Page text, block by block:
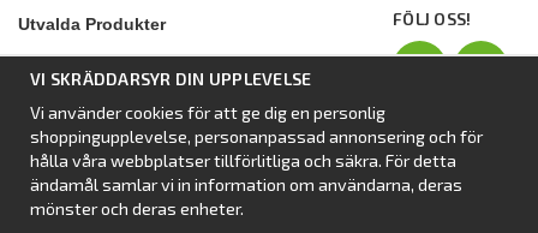
Utvalda Produkter
Dometic Stuga Rest
Isabellas Året runt tält Villa
Förtält från Dometic
Förtält Isabella
Förtält från SvenskaTält
FÖLJ OSS!
VI SKRÄDDARSYR DIN UPPLEVELSE
Vi använder cookies för att ge dig en personlig
shoppingupplevelse, personanpassad annonsering och för
hålla våra webbplatser tillförlitliga och säkra. För detta
ändamål samlar vi in information om användarna, deras
mönster och deras enheter.